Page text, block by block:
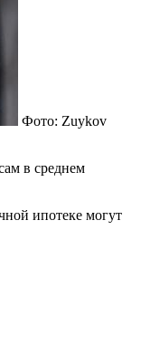
Фото: Zuykov
в среднем
ипотеке могут